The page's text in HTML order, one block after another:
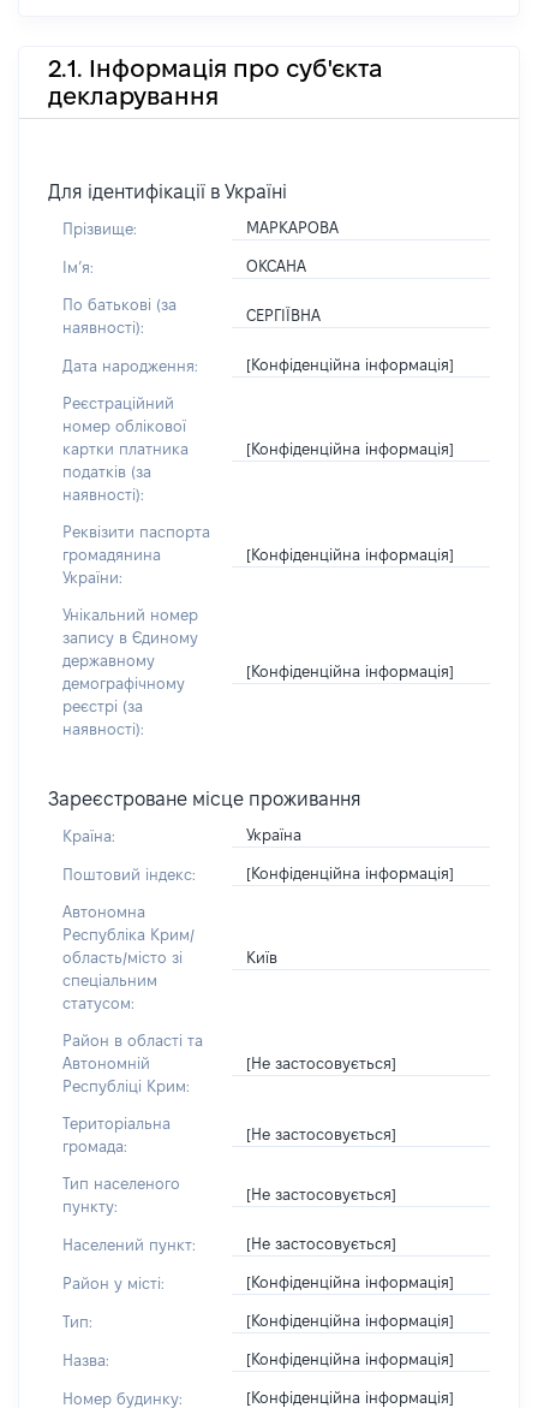
2.1. Інформація про суб'єкта
декларування
Для ідентифікації в Україні
Прізвище: МАРКАРОВА
Імʼя: ОКСАНА
По батькові (за
наявності):
СЕРГІЇВНА
Дата народження: [Конфіденційна інформація]
Реєстраційний
номер облікової
картки платника
податків (за
наявності):
[Конфіденційна інформація]
Реквізити паспорта
громадянина
України:
[Конфіденційна інформація]
Унікальний номер
запису в Єдиному
державному
демографічному
реєстрі (за
наявності):
[Конфіденційна інформація]
Зареєстроване місце проживання
Країна: Україна
Поштовий індекс: [Конфіденційна інформація]
Автономна
Республіка Крим/
область/місто зі
спеціальним
статусом:
Київ
Район в області та
Автономній
Республіці Крим:
[Не застосовується]
Територіальна
громада:
[Не застосовується]
Тип населеного
пункту:
[Не застосовується]
Населений пункт: [Не застосовується]
Район у місті: [Конфіденційна інформація]
Тип: [Конфіденційна інформація]
Назва: [Конфіденційна інформація]
Номер будинку: [Конфіденційна інформація]